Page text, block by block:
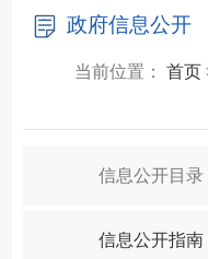
政府信息公开
当前位置： 首页
信息公开目录
信息公开指南